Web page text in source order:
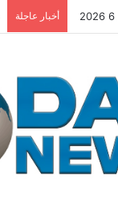
أخبار عاجلة